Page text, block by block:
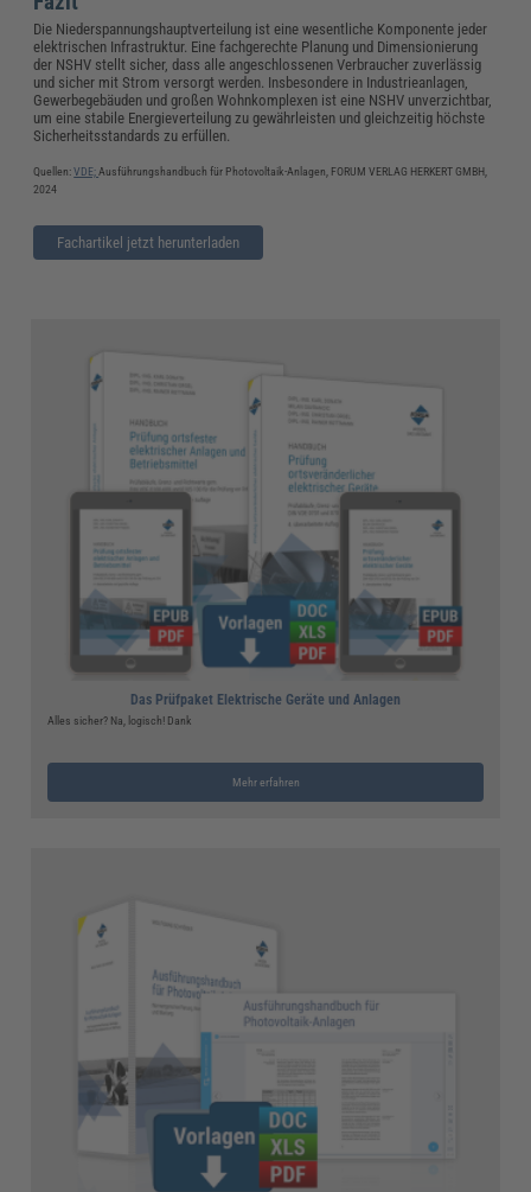
Die Niederspannungshauptverteilung ist eine wesentliche Komponente jeder
elektrischen Infrastruktur. Eine fachgerechte Planung und Dimensionierung
der NSHV stellt sicher, dass alle angeschlossenen Verbraucher zuverlässig
und sicher mit Strom versorgt werden. Insbesondere in Industrieanlagen,
Gewerbegebäuden und großen Wohnkomplexen ist eine NSHV unverzichtbar,
um eine stabile Energieverteilung zu gewährleisten und gleichzeitig höchste
Sicherheitsstandards zu erfüllen.
Quellen:VDE;Ausführungshandbuch für Photovoltaik-Anlagen, FORUM VERLAG HERKERT GMBH,
2024
Fachartikel jetzt herunterladen
Das Prüfpaket Elektrische Geräte und Anlagen
Alles sicher? Na, logisch! Dank
Mehr erfahren